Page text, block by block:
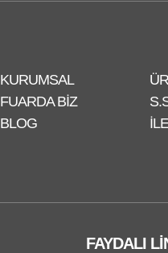
KURUMSAL
FUARDA BIZ
BLOG
FAYDALI